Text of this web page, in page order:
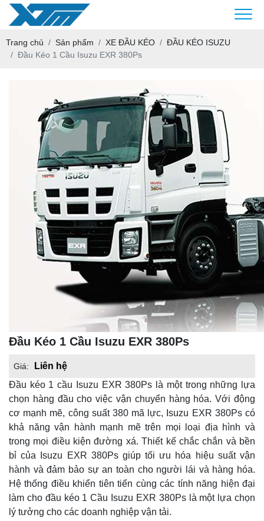
Trang chủ Sản phẩm XE ĐẦU KÉO
ĐẦU KÉO ISUZU
Đầu Kéo 1 Cầu Isuzu EXR 380Ps
Đầu Kéo 1 Cầu Isuzu EXR 380Ps
Giá:
Liên hệ
Đầu kéo 1 cầu Isuzu EXR 380Ps là một trong những lựa
chọn hàng đầu cho việc vận chuyển hàng hóa. Với động
cơ mạnh mẽ, công suất 380 mã lực, Isuzu EXR 380Ps có
khả năng vận hành mạnh mẽ trên mọi loại địa hình và
trong mọi điều kiện đường xá. Thiết kế chắc chắn và bền
bỉ của Isuzu EXR 380Ps giúp tối ưu hóa hiệu suất vận
hành và đảm bảo sự an toàn cho người lái và hàng hóa.
Hệ thống điều khiển tiên tiến cùng các tính năng hiện đại
làm cho đầu kéo 1 Cầu Isuzu EXR 380Ps là một lựa chọn
lý tưởng cho các doanh nghiệp vận tải.